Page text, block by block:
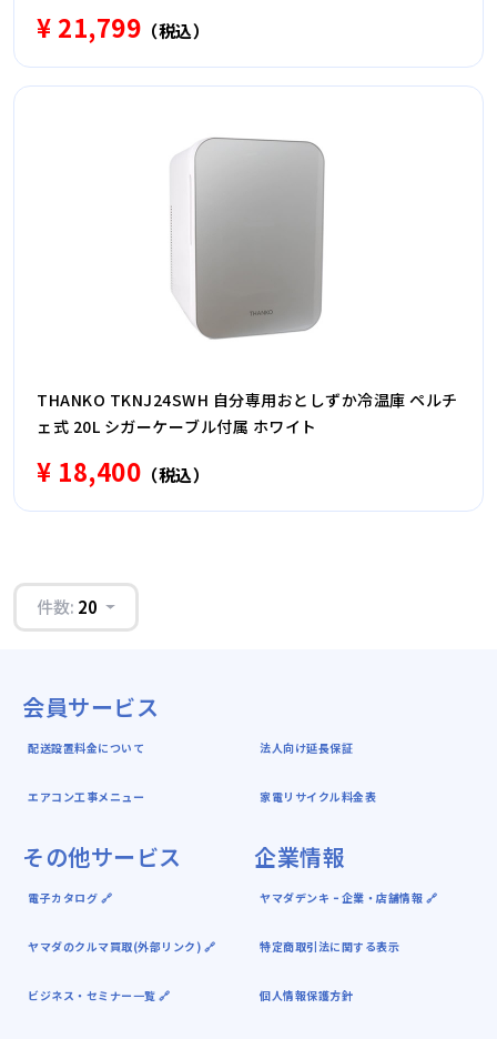
¥ 21,799 （税込）
THANKO TKNJ24SWH 自分専用おとしずか冷温庫 ペルチ
ェ式 20L シガーケーブル付属 ホワイト
¥ 18,400 （税込）
件数: 20
会員サービス
配送設置料金について
エアコン工事メニュー
法人向け延長保証
家電リサイクル料金表
その他サービス
電子カタログ 🔗
ヤマダのクルマ買取(外部リンク) 🔗
ビジネス・セミナー一覧 🔗
企業情報
ヤマダデンキ ｰ 企業・店舗情報 🔗
特定商取引法に関する表示
個人情報保護方針